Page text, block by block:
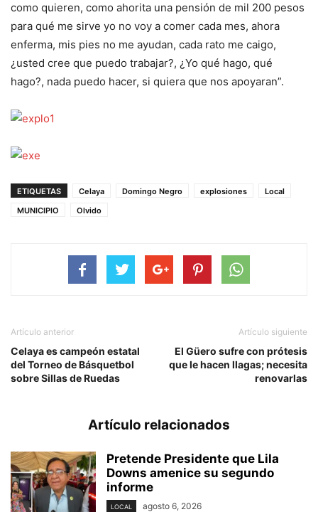
como quieren, como ahorita una pensión de mil 200 pesos
para qué me sirve yo no voy a comer cada mes, ahora
enferma, mis pies no me ayudan, cada rato me caigo,
¿usted cree que puedo trabajar?, ¿Yo qué hago, qué
hago?, nada puedo hacer, si quiera que nos apoyaran”.
ETIQUETAS Celaya Domingo Negro explosiones
Local
MUNICIPIO
Olvido
Artículo anterior
Celaya es campeón estatal
del Torneo de Básquetbol
sobre Sillas de Ruedas
Artículo siguiente
El Güero sufre con prótesis
que le hacen llagas; necesita
renovarlas
Artículo relacionados
Pretende Presidente que Lila
Downs amenice su segundo
informe
LOCAL agosto 6, 2026